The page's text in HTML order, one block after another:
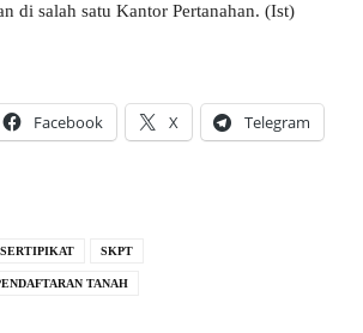
di salah satu Kantor Pertanahan. (Ist)
Facebook X Telegram
SERTIPIKAT SKPT
TANAH